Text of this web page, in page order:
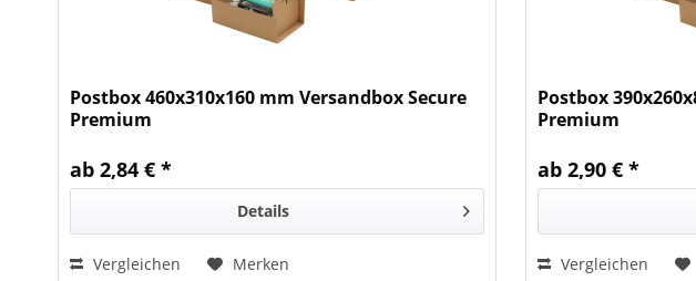
Postbox 460x310x160 mm Versandbox Secure
Premium
ab 2,84 € *
Details
Vergleichen Merken
Postbox
Premium
ab 2,90 € *
Vergleichen